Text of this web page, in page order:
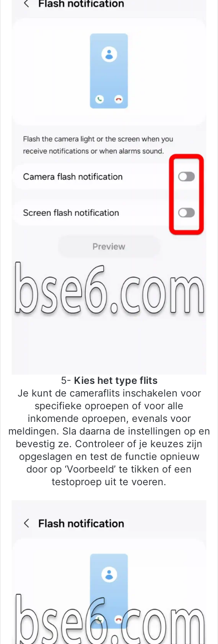
5- Kies het type flits
Je kunt de cameraflits inschakelen voor
specifieke oproepen of voor alle
inkomende oproepen, evenals voor
meldingen. Sla daarna de instellingen op en
bevestig ze. Controleer of je keuzes zijn
opgeslagen en test de functie opnieuw
door op ‘Voorbeeld’ te tikken of een
testoproep uit te voeren.